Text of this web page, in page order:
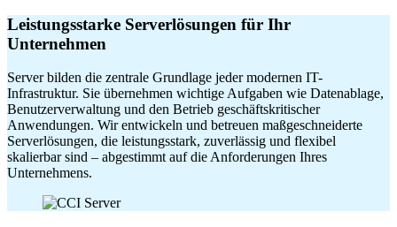
Leistungsstarke Serverlösungen für Ihr
Unternehmen
Server bilden die zentrale Grundlage jeder modernen IT-
Infrastruktur. Sie übernehmen wichtige Aufgaben wie Datenablage,
Benutzerverwaltung und den Betrieb geschäftskritischer
Anwendungen. Wir entwickeln und betreuen maßgeschneiderte
Serverlösungen, die leistungsstark, zuverlässig und flexibel
skalierbar sind – abgestimmt auf die Anforderungen Ihres
Unternehmens.